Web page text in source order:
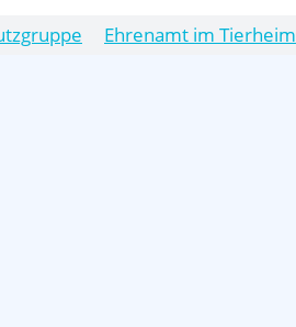
Ehrenamt im Tierheim